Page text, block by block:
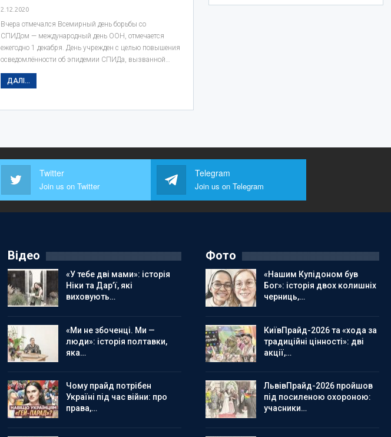
2.12.2020
Вчера отмечался Всемирный день борьбы со
СПИДом — международный день ООН, отмечается
ежегодно 1 декабря. День учрежден с целью повышения
осведомлённости об эпидемии СПИДа, вызванной…
ДАЛІ...
Twitter
Join us on Twitter
Telegram
Join us on Telegram
Відео
«У тебе дві мами»: історія
Ніки та Дар’ї, які
виховують…
«Ми не збоченці. Ми —
люди»: історія полтавки,
яка…
Чому прайд потрібен
Україні під час війни: про
права,…
Фото
«Нашим Купідоном був
Бог»: історія двох колишніх
черниць,…
КиївПрайд-2026 та «хода за
традиційні цінності»: дві
акції,…
ЛьвівПрайд-2026 пройшов
під посиленою охороною:
учасники…